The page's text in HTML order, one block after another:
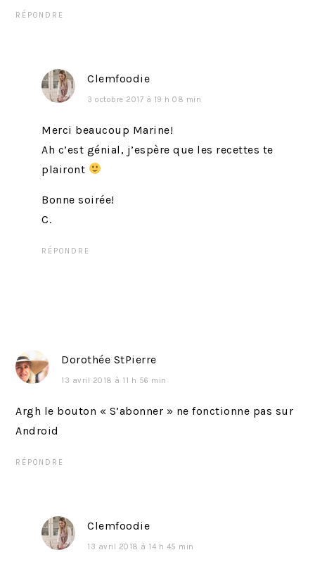
RÉPONDRE
Clemfoodie
3 octobre 2017 à 19 h 08 min
Merci beaucoup Marine!
Ah c’est génial, j’espère que les recettes te
plairont
Bonne soirée!
C.
RÉPONDRE
Dorothée StPierre
13 avril 2018 à 11 h 56 min
Argh le bouton « S’abonner » ne fonctionne pas sur
Android
RÉPONDRE
Clemfoodie
13 avril 2018 à 14 h 45 min